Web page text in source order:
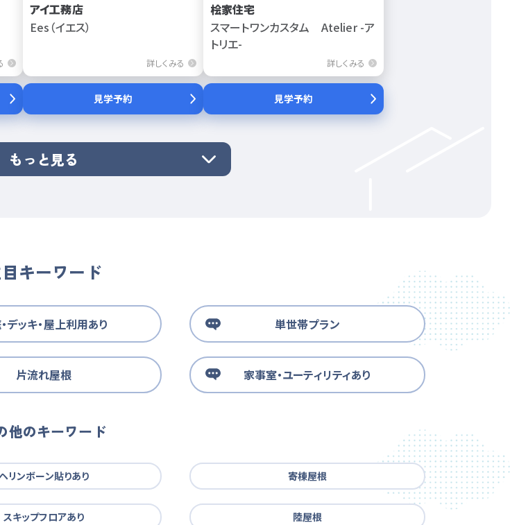
アイ工務店
Ees（イエス）
詳しくみる
見学予約
桧家住宅
スマートワンカスタム Atelier -ア
トリエ-
詳しくみる
見学予約
もっと見る
キーワード
デッキ・屋上利用あり 単世帯プラン
片流れ屋根 家事室・ユーティリティあり
他のキーワード
リンボーン貼りあり 寄棟屋根
スキップフロアあり 陸屋根